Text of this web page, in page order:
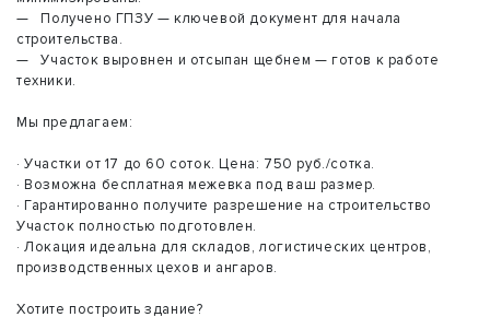
— Получено ГПЗУ — ключевой документ для начала
строительства.
— Участок выровнен и отсыпан щебнем — готов к работе
техники.
Мы предлагаем:
· Участки от 17 до 60 соток. Цена: 750 руб./сотка.
· Возможна бесплатная межевка под ваш размер.
· Гарантированно получите разрешение на строительство
Участок полностью подготовлен.
· Локация идеальна для складов, логистических центров,
производственных цехов и ангаров.
Хотите построить здание?